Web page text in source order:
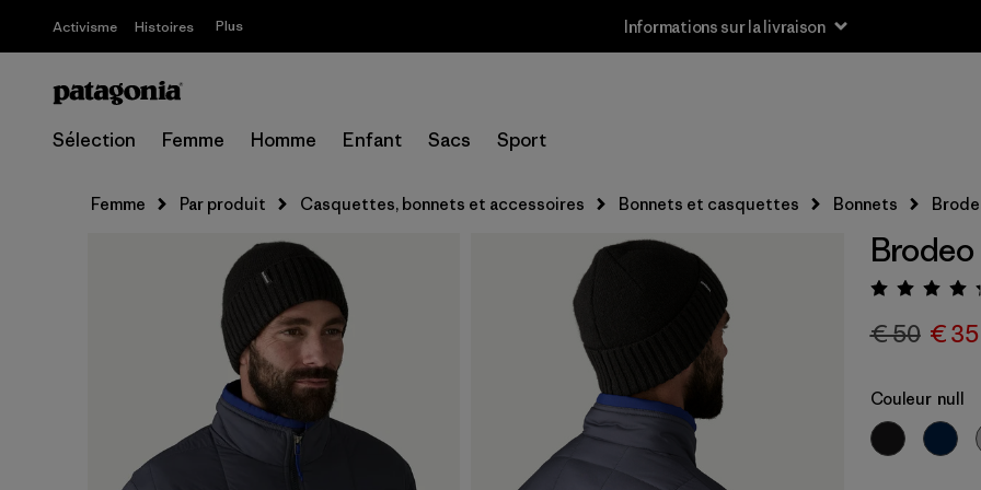
Activisme Histoires Plus Informations sur la livraison
Sélection Femme Homme Enfant Sacs Sport
Femme Par produit Casquettes, bonnets et accessoires Bonnets et casquettes Bonnets
€ 50 € 35
Couleur null